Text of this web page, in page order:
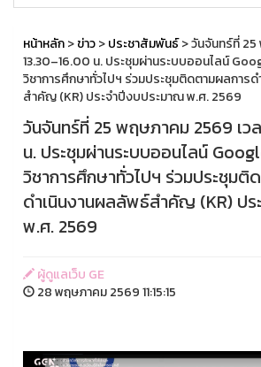
หน้าหลัก>ข่าว>ประชาสัมพันธ์> วันจันทร์ที่ 25
13.30–16.00 น. ประชุมผ่านระบบออนไลน์
วิชาการศึกษาทั่วไปฯ ร่วมประชุมติดตามผลการ
สำคัญ (KR) ประจำปีงบประมาณ พ.ศ. 2569
วันจันทร์ที่ 25 พฤษภาคม 2569 เว
น. ประชุมผ่านระบบออนไลน์
วิชาการศึกษาทั่วไปฯ ร่วมประชุมติ
ดำเนินงานผลลัพธ์สำคัญ (KR) ป
พ.ศ. 2569
ผู้ดูแลเว็บ GE
28 พฤษภาคม 2569 11:15:15